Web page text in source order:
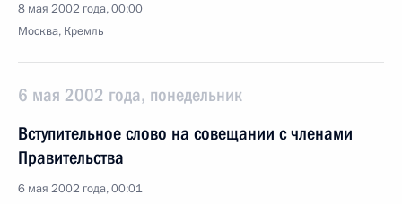
8 мая 2002 года, 00:00
Москва, Кремль
6 мая 2002 года, понедельник
Вступительное слово на совещании с членами
Правительства
6 мая 2002 года, 00:01